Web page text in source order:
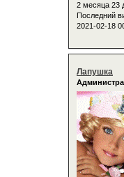
2 месяца 23
Последний
2021-02-18
Лапушка